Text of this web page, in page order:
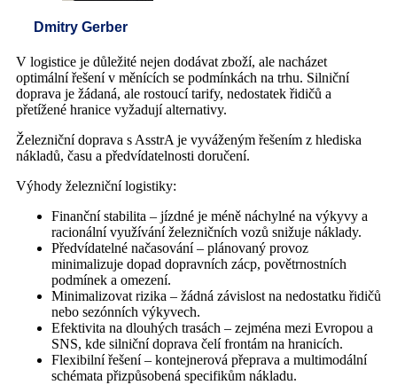
Dmitry Gerber
V logistice je důležité nejen dodávat zboží, ale nacházet
optimální řešení v měnících se podmínkách na trhu. Silniční
doprava je žádaná, ale rostoucí tarify, nedostatek řidičů a
přetížené hranice vyžadují alternativy.
Železniční doprava s AsstrA je vyváženým řešením z hlediska
nákladů, času a předvídatelnosti doručení.
Výhody železniční logistiky:
Finanční stabilita – jízdné je méně náchylné na výkyvy a
racionální využívání železničních vozů snižuje náklady.
Předvídatelné načasování – plánovaný provoz
minimalizuje dopad dopravních zácp, povětrnostních
podmínek a omezení.
Minimalizovat rizika – žádná závislost na nedostatku řidičů
nebo sezónních výkyvech.
Efektivita na dlouhých trasách – zejména mezi Evropou a
SNS, kde silniční doprava čelí frontám na hranicích.
Flexibilní řešení – kontejnerová přeprava a multimodální
schémata přizpůsobená specifikům nákladu.